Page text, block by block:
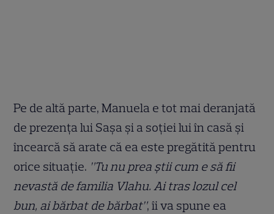
Pe de altă parte, Manuela e tot mai deranjată
de prezența lui Sașa și a soției lui în casă și
încearcă să arate că ea este pregătită pentru
orice situație. ”Tu nu prea știi cum e să fii
nevastă de familia Vlahu. Ai tras lozul cel
bun, ai bărbat de bărbat”, îi va spune ea